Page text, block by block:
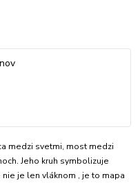
medzi svetmi, most medzi
Jeho kruh symbolizuje
je len vláknom , je to mapa